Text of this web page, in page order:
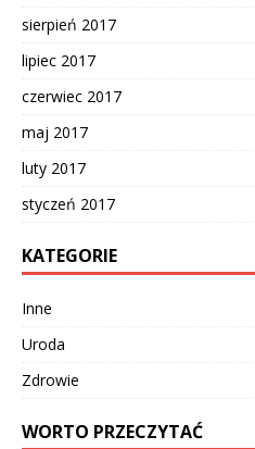
sierpień 2017
lipiec 2017
czerwiec 2017
maj 2017
luty 2017
styczeń 2017
KATEGORIE
Inne
Uroda
Zdrowie
WORTO PRZECZYTAĆ